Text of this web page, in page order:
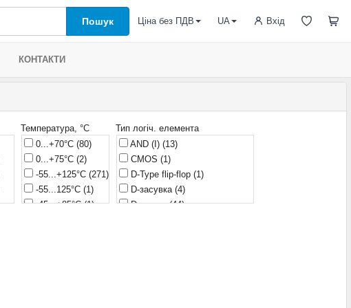
Пошук Вхід
Ціна без ПДВ UA
КОНТАКТИ
Температура, °С
0...+70°С (80)
0...+75°С (2)
-55...+125°С (271)
-55...125°С (1)
-45...+85°С(1)
Тип логіч. елемента
AND (І) (13)
CMOS (1)
D-Type flip-flop (1)
D-засувка (4)
D-тригер(44)